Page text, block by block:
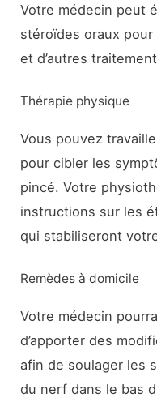
Votre médecin peut
stéroïdes oraux pour
et d’autres
Thérapie physique
Vous pouvez
pour cibler les
pincé. Votre
instructions sur les
qui stabiliseront
Remèdes à domicile
Votre médecin
d’apporter des
afin de soulager les
du nerf dans le bas